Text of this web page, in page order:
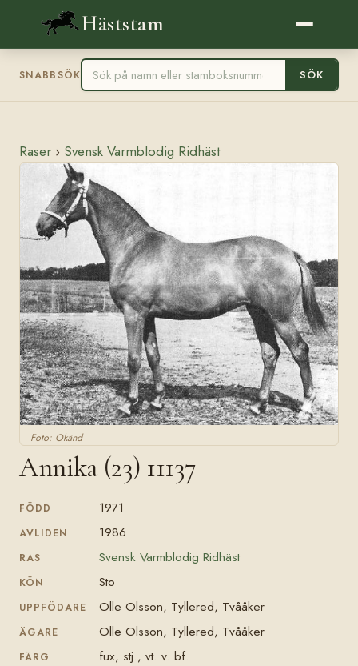
Häststam
SNABBSÖK SÖK
Raser › Svensk Varmblodig Ridhäst
Foto: Okänd
Annika (23) 11137
FÖDD 1971
AVLIDEN 1986
RAS Svensk Varmblodig Ridhäst
KÖN Sto
UPPFÖDARE Olle Olsson, Tyllered, Tvååker
ÄGARE Olle Olsson, Tyllered, Tvååker
FÄRG fux, stj., vt. v. bf.